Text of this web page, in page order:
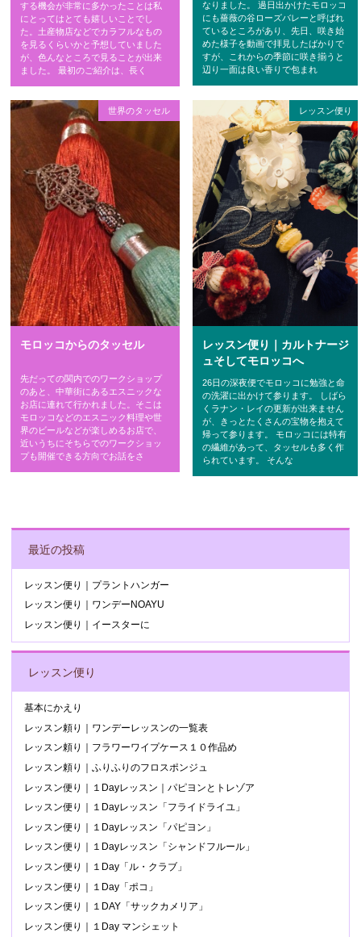
なりました。 過日出かけたモロッコ
にも薔薇の谷ローズバレーと呼ばれ
ているところがあり、先日、咲き始
めた様子を動画で拝見したばかりで
すが、これからの季節に咲き揃うと
辺り一面は良い香りで包まれ
する機会が非常に多かったことは私
にとってはとても嬉しいことでし
た。土産物店などでカラフルなもの
を見るくらいかと予想していました
が、色んなところで見ることが出来
ました。 最初のご紹介は、長く
レッスン便り
レッスン便り｜カルトナージ
ュそしてモロッコへ
26日の深夜便でモロッコに勉強と命
の洗濯に出かけて参ります。 しばら
くラナン・レイの更新が出来ません
が、きっとたくさんの宝物を抱えて
帰って参ります。 モロッコには特有
の繊維があって、タッセルも多く作
られています。 そんな
世界のタッセル
モロッコからのタッセル
先だっての関内でのワークショップ
のあと、中華街にあるエスニックな
お店に連れて行かれました。そこは
モロッコなどのエスニック料理や世
界のビールなどが楽しめるお店で、
近いうちにそちらでのワークショッ
プも開催できる方向でお話をさ
最近の投稿
レッスン便り｜プラントハンガー
レッスン便り｜ワンデーNOAYU
レッスン便り｜イースターに
レッスン便り
基本にかえり
レッスン頼り｜ワンデーレッスンの一覧表
レッスン頼り｜フラワーワイプケース１０作品め
レッスン頼り｜ふりふりのフロスポンジュ
レッスン便り｜１Dayレッスン｜パピヨンとトレゾア
レッスン便り｜１Dayレッスン「フライドライユ」
レッスン便り｜１Dayレッスン「パピヨン」
レッスン便り｜１Dayレッスン「シャンドフルール」
レッスン便り｜１Day「ル・クラブ」
レッスン便り｜１Day「ポコ」
レッスン便り｜１DAY「サックカメリア」
レッスン便り｜１Day マンシェット